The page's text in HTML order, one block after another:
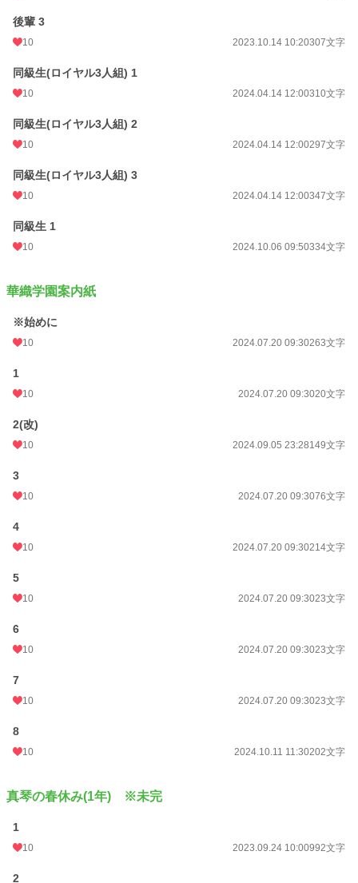
後輩 3
10 2023.10.14 10:20307文字
同級生(ロイヤル3人組) 1
10 2024.04.14 12:00310文字
同級生(ロイヤル3人組) 2
10 2024.04.14 12:00297文字
同級生(ロイヤル3人組) 3
10 2024.04.14 12:00347文字
同級生 1
10 2024.10.06 09:50334文字
華織学園案内紙
※始めに
10 2024.07.20 09:30263文字
1
10 2024.07.20 09:3020文字
2(改)
10 2024.09.05 23:28149文字
3
10 2024.07.20 09:3076文字
4
10 2024.07.20 09:30214文字
5
10 2024.07.20 09:3023文字
6
10 2024.07.20 09:3023文字
7
10 2024.07.20 09:3023文字
8
10 2024.10.11 11:30202文字
真琴の春休み(1年) ※未完
1
10 2023.09.24 10:00992文字
2